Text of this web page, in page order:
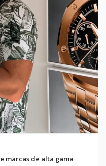
marcas de alta gama